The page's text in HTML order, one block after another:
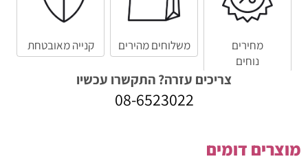
מחירים
נוחים
משלוחים מהירים קנייה מאובטחת
צריכים עזרה? התקשרו עכשיו
08-6523022
מוצרים דומים